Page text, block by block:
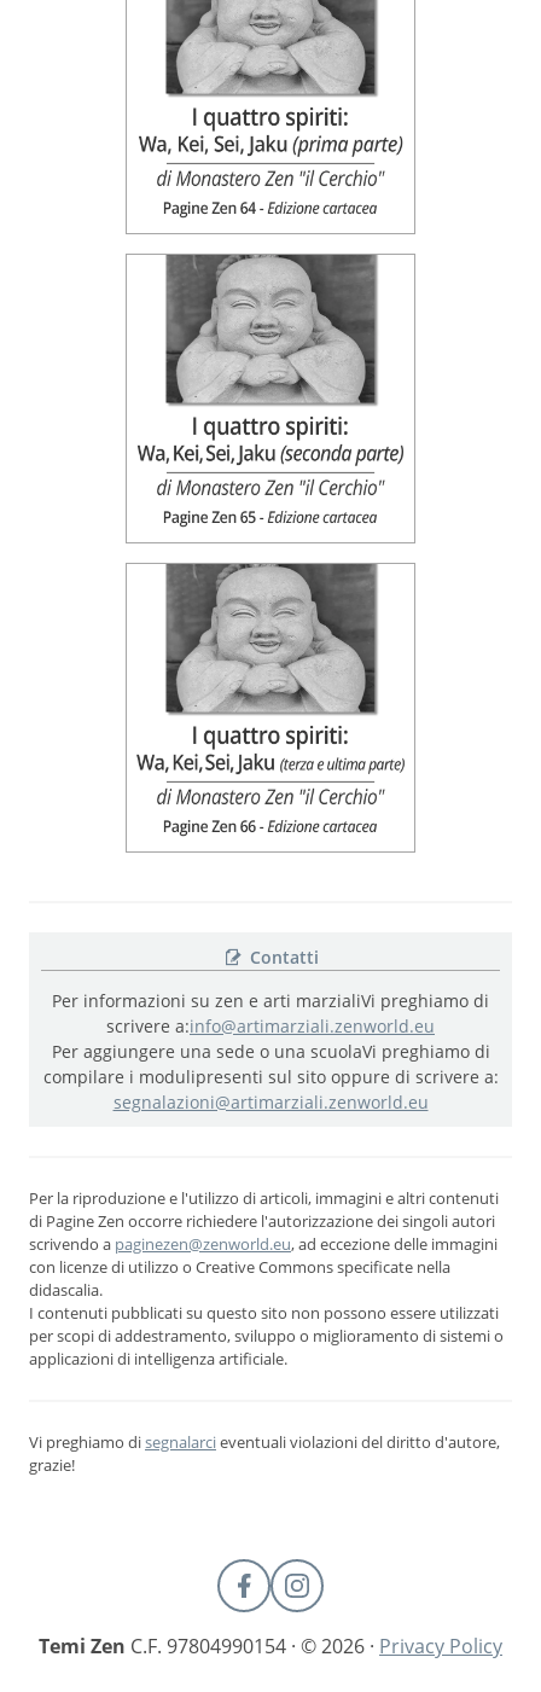
Contatti
Per informazioni su zen e arti marzialiVi preghiamo di
scrivere a:info@artimarziali.zenworld.eu
Per aggiungere una sede o una scuolaVi preghiamo di
compilare i modulipresenti sul sito oppure di scrivere a:
segnalazioni@artimarziali.zenworld.eu
Per la riproduzione e l'utilizzo di articoli, immagini e altri contenuti
di Pagine Zen occorre richiedere l'autorizzazione dei singoli autori
scrivendo a paginezen@zenworld.eu, ad eccezione delle immagini
con licenze di utilizzo o Creative Commons specificate nella
didascalia.
I contenuti pubblicati su questo sito non possono essere utilizzati
per scopi di addestramento, sviluppo o miglioramento di sistemi o
applicazioni di intelligenza artificiale.
Vi preghiamo disegnalarcieventuali violazioni del diritto d'autore,
grazie!
Temi Zen C.F. 97804990154 · © 2026 · Privacy Policy